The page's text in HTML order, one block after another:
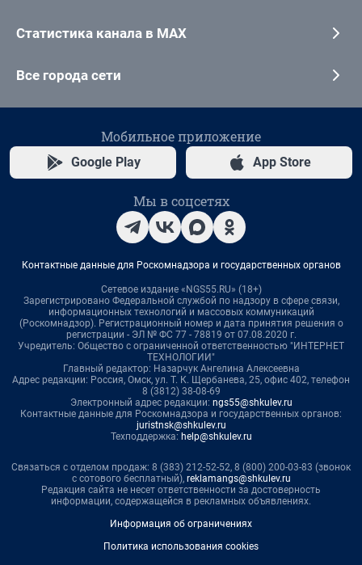
Статистика канала в MAX
Все города сети
Мобильное приложение
Google Play App Store
Мы в соцсетях
Контактные данные для Роскомнадзора и государственных органов
Сетевое издание «NGS55.RU» (18+)
Зарегистрировано Федеральной службой по надзору в сфере связи,
информационных технологий и массовых коммуникаций
(Роскомнадзор). Регистрационный номер и дата принятия решения о
регистрации - ЭЛ № ФС 77 - 78819 от 07.08.2020 г.
Учредитель: Общество с ограниченной ответственностью "ИНТЕРНЕТ
ТЕХНОЛОГИИ"
Главный редактор: Назарчук Ангелина Алексеевна
Адрес редакции: Россия, Омск, ул. Т. К. Щербанева, 25, офис 402, телефон
8 (3812) 38-08-69
Электронный адрес редакции: ngs55@shkulev.ru
Контактные данные для Роскомнадзора и государственных органов:
juristnsk@shkulev.ru
Техподдержка: help@shkulev.ru
Связаться с отделом продаж: 8 (383) 212-52-52, 8 (800) 200-03-83 (звонок
с сотового бесплатный), reklamangs@shkulev.ru
Редакция сайта не несет ответственности за достоверность
информации, содержащейся в рекламных объявлениях.
Информация об ограничениях
Политика использования cookies